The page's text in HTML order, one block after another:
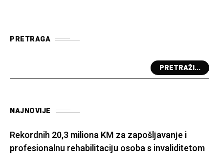
PRETRAGA
PRETRAŽI...
NAJNOVIJE
Rekordnih 20,3 miliona KM za zapošljavanje i
profesionalnu rehabilitaciju osoba s invaliditetom